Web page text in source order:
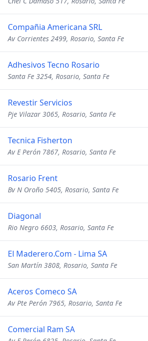
Compañia Americana SRL
Av Corrientes 2499, Rosario, Santa Fe
Adhesivos Tecno Rosario
Santa Fe 3254, Rosario, Santa Fe
Revestir Servicios
Pje Vilazar 3065, Rosario, Santa Fe
Tecnica Fisherton
Av E Perón 7867, Rosario, Santa Fe
Rosario Frent
Bv N Oroño 5405, Rosario, Santa Fe
Diagonal
Rio Negro 6603, Rosario, Santa Fe
El Maderero.Com - Lima SA
San Martín 3808, Rosario, Santa Fe
Aceros Comeco SA
Av Pte Perón 7965, Rosario, Santa Fe
Comercial Ram SA